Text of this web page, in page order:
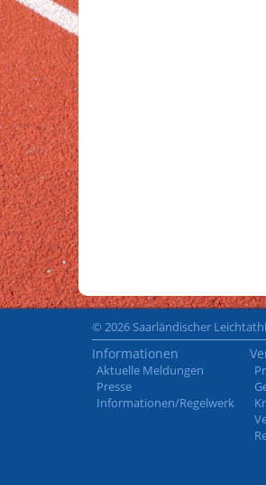
© 2026 Saarländischer
Informationen
Aktuelle Meldungen
Presse
Informationen/Regelwerk